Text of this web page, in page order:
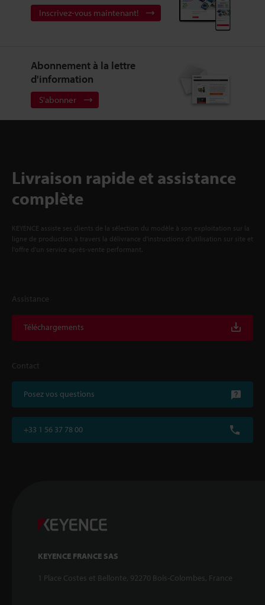
Inscrivez-vous maintenant!
Abonnement à la lettre
d'information
S'abonner
Livraison rapide et assistance
complète
KEYENCE assiste ses clients de la sélection du modèle à son exploitation sur la
ligne de production à travers la délivrance d'instructions d'utilisation sur site et
l'offre d'un service après-vente performant.
Assistance
Téléchargements
Contact
Posez vos questions
+33 1 56 37 78 00
KEYENCE FRANCE SAS
1 Place Costes et Bellonte, 92270 Bois-Colombes, France